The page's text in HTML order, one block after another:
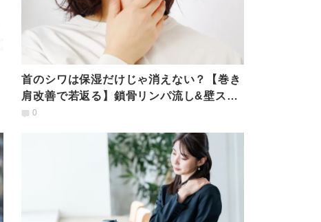
首のシワは保湿だけじゃ消えない？【巻き
肩改善で若返る】鎖骨リンパ流し&壁スト
レッチ
0